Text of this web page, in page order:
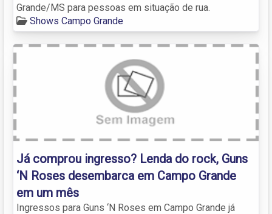
Grande/MS para pessoas em situação de rua.
Shows Campo Grande
Já comprou ingresso? Lenda do rock, Guns
‘N Roses desembarca em Campo Grande
em um mês
Ingressos para Guns ‘N Roses em Campo Grande já